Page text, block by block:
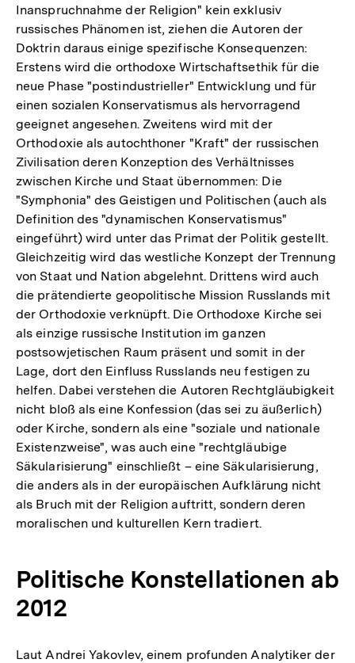
Inanspruchnahme der Religion" kein exklusiv
russisches Phänomen ist, ziehen die Autoren der
Doktrin daraus einige spezifische Konsequenzen:
Erstens wird die orthodoxe Wirtschaftsethik für die
neue Phase "postindustrieller" Entwicklung und für
einen sozialen Konservatismus als hervorragend
geeignet angesehen. Zweitens wird mit der
Orthodoxie als autochthoner "Kraft" der russischen
Zivilisation deren Konzeption des Verhältnisses
zwischen Kirche und Staat übernommen: Die
"Symphonia" des Geistigen und Politischen (auch als
Definition des "dynamischen Konservatismus"
eingeführt) wird unter das Primat der Politik gestellt.
Gleichzeitig wird das westliche Konzept der Trennung
von Staat und Nation abgelehnt. Drittens wird auch
die prätendierte geopolitische Mission Russlands mit
der Orthodoxie verknüpft. Die Orthodoxe Kirche sei
als einzige russische Institution im ganzen
postsowjetischen Raum präsent und somit in der
Lage, dort den Einfluss Russlands neu festigen zu
helfen. Dabei verstehen die Autoren Rechtgläubigkeit
nicht bloß als eine Konfession (das sei zu äußerlich)
oder Kirche, sondern als eine "soziale und nationale
Existenzweise", was auch eine "rechtgläubige
Säkularisierung" einschließt – eine Säkularisierung,
die anders als in der europäischen Aufklärung nicht
als Bruch mit der Religion auftritt, sondern deren
moralischen und kulturellen Kern tradiert.
Politische Konstellationen ab
2012
Laut Andrei Yakovlev, einem profunden Analytiker der